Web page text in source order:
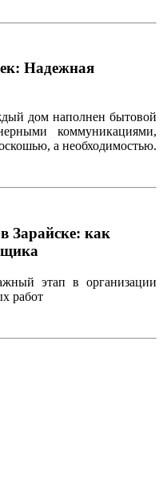
Надежная
дом наполнен бытовой
коммуникациями,
а необходимостью.
Зарайске: как
этап в организации
работ